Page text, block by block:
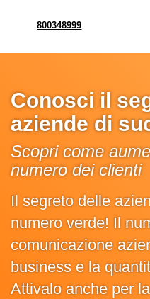
800348999
Conosci il
aziende di
Scopri come
numero dei clienti
Il segreto delle
numero verde! Il
comunicazione
business e la
Attivalo anche per